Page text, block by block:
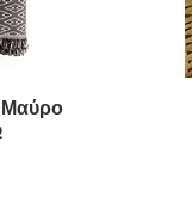
Μαύρο